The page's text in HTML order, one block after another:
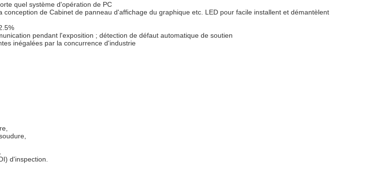
quel système d'opération de PC
de Cabinet de panneau d'affichage du graphique etc. LED pour facile installent et démantèlent
pendant l'exposition ; détection de défaut automatique de soutien
inégalées par la concurrence d'industrie
d'inspection.